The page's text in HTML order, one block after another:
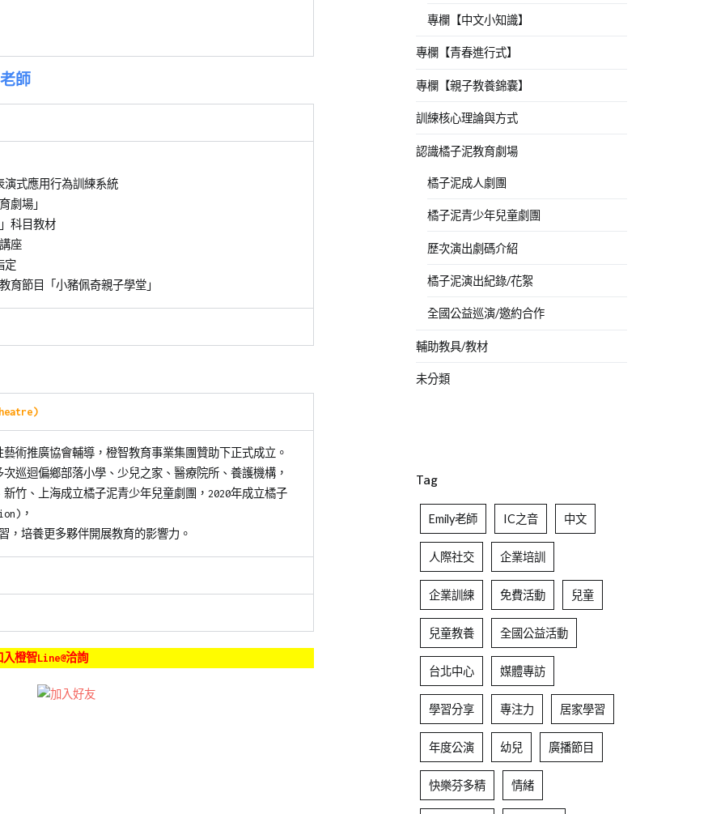
師
式應用行為訓練系統
劇場」
科目教材
座
定
育節目「小豬佩奇親子學堂」
藝術推廣協會輔導，橙智教育事業集團贊助下正式成立。
巡迴偏鄉部落小學、少兒之家、醫療院所、養護機構，
竹、上海成立橘子泥青少年兒童劇團，2020年成立橘子
，
，培養更多夥伴開展教育的影響力。
橙智Line@洽詢
專欄【中文小知識】
專欄【青春進行式】
專欄【親子教養錦囊】
訓練核心理論與方式
認識橘子泥教育劇場
橘子泥成人劇團
橘子泥青少年兒童劇團
歷次演出劇碼介紹
橘子泥演出紀錄/花絮
全國公益巡演/邀約合作
輔助教具/教材
未分類
Tag
Emily老師 IC之音 中文
人際社交 企業培訓
企業訓練 免費活動 兒童
兒童教養 全國公益活動
台北中心 媒體專訪
學習分享 專注力 居家學習
年度公演 幼兒 廣播節目
快樂芬多精 情緒